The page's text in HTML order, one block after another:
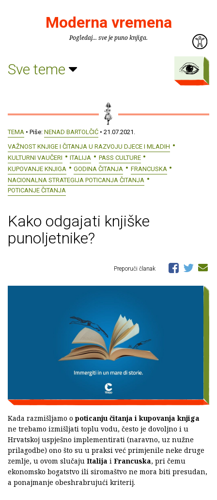
Moderna vremena
Pogledaj... sve je puno knjiga.
Sve teme
TEMA • Piše: NENAD BARTOLČIĆ • 21.07.2021.
VAŽNOST KNJIGE I ČITANJA U RAZVOJU DJECE I MLADIH
KULTURNI VAUČERI
ITALIJA
PASS CULTURE
KUPOVANJE KNJIGA
GODINA ČITANJA
FRANCUSKA
NACIONALNA STRATEGIJA POTICANJA ČITANJA
POTICANJE ČITANJA
Kako odgajati knjiške
punoljetnike?
Preporuči članak
Kada razmišljamo o poticanju čitanja i kupovanja knjiga
ne trebamo izmišljati toplu vodu, često je dovoljno i u
Hrvatskoj uspješno implementirati (naravno, uz nužne
prilagodbe) ono što su u praksi već primjenile neke druge
zemlje, u ovom slučaju Italija i Francuska, pri čemu
ekonomsko bogatstvo ili siromaštvo ne mora biti presudan,
a ponajmanje obeshrabrujući kriterij.